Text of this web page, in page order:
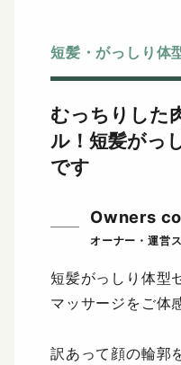
短髪・がっしり
むっちりした
ル！ 短髪がっ
です
Owners
短髪がっしり体型
マッサージをご体
訳あって顔の輪郭